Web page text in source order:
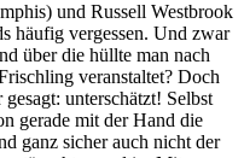
und Russell Westbrook
häufig vergessen. Und zwar
über die hüllte man nach
veranstaltet? Doch
unterschätzt! Selbst
gerade mit der Hand die
ganz sicher auch nicht der